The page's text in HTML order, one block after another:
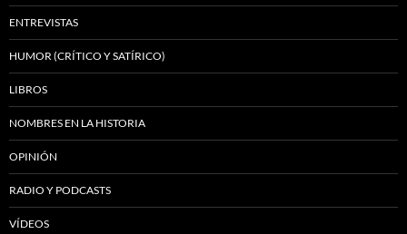
ENTREVISTAS
HUMOR (CRÍTICO Y SATÍRICO)
LIBROS
NOMBRES EN LA HISTORIA
OPINIÓN
RADIO Y PODCASTS
VÍDEOS